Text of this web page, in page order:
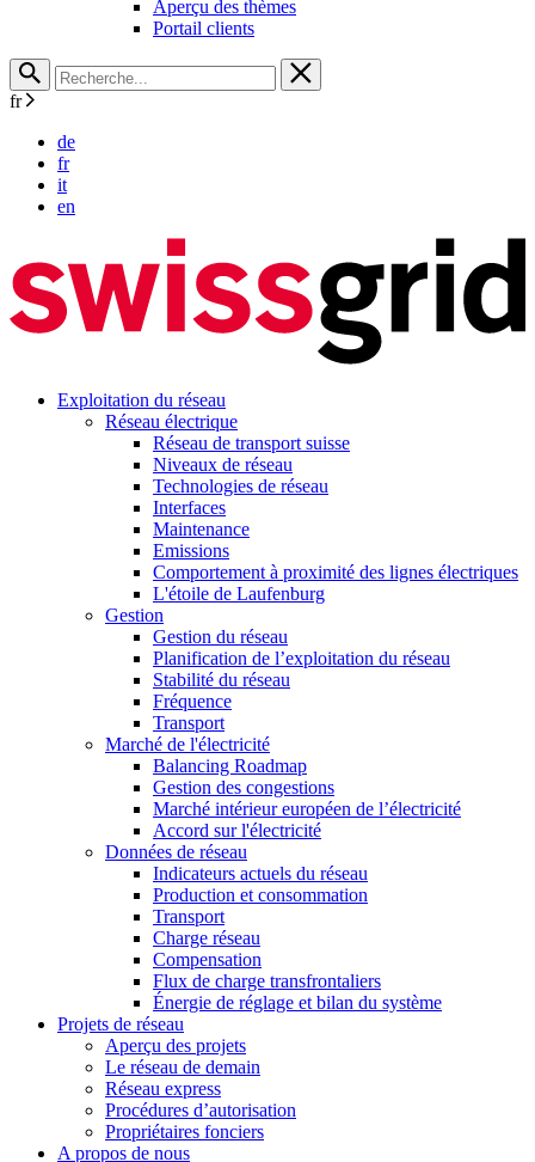
Aperçu des thèmes
Portail clients
fr
de
fr
it
en
Exploitation du réseau
Réseau électrique
Réseau de transport suisse
Niveaux de réseau
Technologies de réseau
Interfaces
Maintenance
Emissions
Comportement à proximité des lignes électriques
L'étoile de Laufenburg
Gestion
Gestion du réseau
Planification de l’exploitation du réseau
Stabilité du réseau
Fréquence
Transport
Marché de l'électricité
Balancing Roadmap
Gestion des congestions
Marché intérieur européen de l’électricité
Accord sur l'électricité
Données de réseau
Indicateurs actuels du réseau
Production et consommation
Transport
Charge réseau
Compensation
Flux de charge transfrontaliers
Énergie de réglage et bilan du système
Projets de réseau
Aperçu des projets
Le réseau de demain
Réseau express
Procédures d’autorisation
Propriétaires fonciers
A propos de nous